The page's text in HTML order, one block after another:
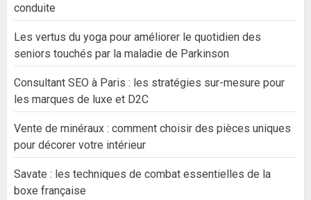
conduite
Les vertus du yoga pour améliorer le quotidien des
seniors touchés par la maladie de Parkinson
Consultant SEO à Paris : les stratégies sur-mesure pour
les marques de luxe et D2C
Vente de minéraux : comment choisir des pièces uniques
pour décorer votre intérieur
Savate : les techniques de combat essentielles de la
boxe française